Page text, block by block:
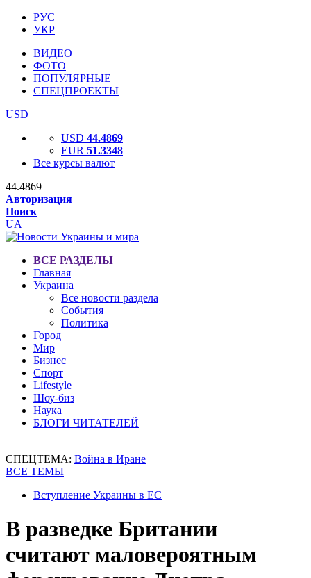
РУС
УКР
ВИДЕО
ФОТО
ПОПУЛЯРНЫЕ
СПЕЦПРОЕКТЫ
USD
USD 44.4869
EUR 51.3348
Все курсы валют
44.4869
Авторизация
Поиск
UA
ВСЕ РАЗДЕЛЫ
Главная
Украина
Все новости раздела
События
Политика
Город
Мир
Бизнес
Спорт
Lifestyle
Шоу-биз
Наука
БЛОГИ ЧИТАТЕЛЕЙ
СПЕЦТЕМА: Война в Иране
ВСЕ ТЕМЫ
Вступление Украины в ЕС
В разведке Британии
считают маловероятным